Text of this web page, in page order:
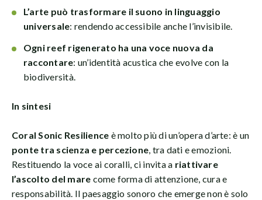
L’arte può trasformare il suono in linguaggio
universale: rendendo accessibile anche l’invisibile.
Ogni reef rigenerato ha una voce nuova da
raccontare: un’identità acustica che evolve con la
biodiversità.
In sintesi
Coral Sonic Resilience è molto più di un’opera d’arte: è un
ponte tra scienza e percezione, tra dati e emozioni.
Restituendo la voce ai coralli, ci invita a riattivare
l’ascolto del mare come forma di attenzione, cura e
responsabilità. Il paesaggio sonoro che emerge non è solo